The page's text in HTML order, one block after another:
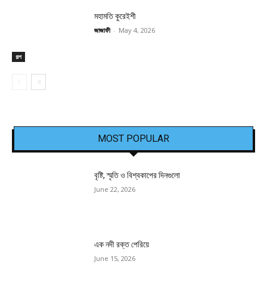
গল্প
মহামতি কুরেইশী
জাজাফী - May 4, 2026
MOST POPULAR
বৃষ্টি, স্মৃতি ও বিশ্বকাপের দিনগুলো
June 22, 2026
এক নদী রক্ত পেরিয়ে
June 15, 2026